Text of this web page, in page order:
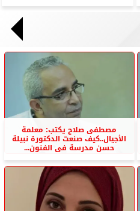
مصطفى صلاح يكتب: معلمة
الأجيال..كيف صنعت الدكتورة نبيلة
حسن مدرسة فى الفنون...